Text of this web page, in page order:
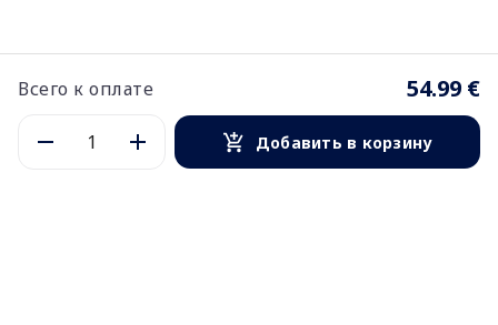
Всего к оплате 54.99 €
Добавить в корзину